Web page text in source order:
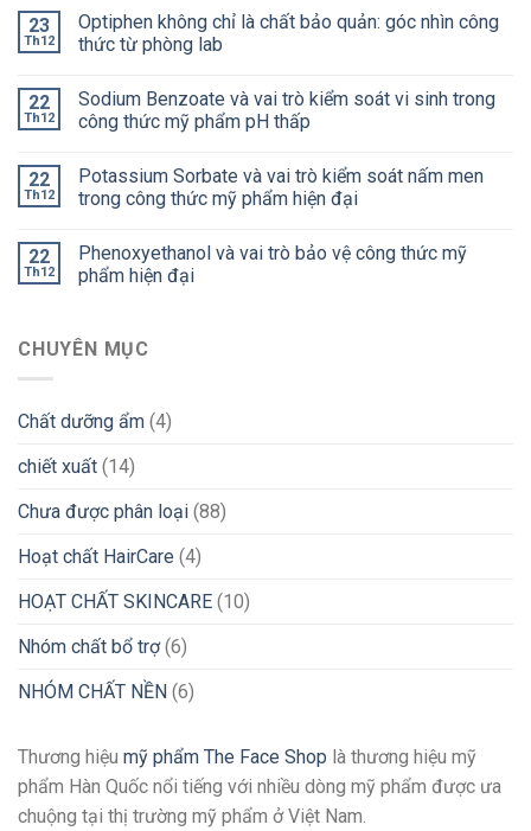
23
Th12
Optiphen không chỉ là chất bảo quản: góc nhìn công
thức từ phòng lab
22
Th12
Sodium Benzoate và vai trò kiểm soát vi sinh trong
công thức mỹ phẩm pH thấp
22
Th12
Potassium Sorbate và vai trò kiểm soát nấm men
trong công thức mỹ phẩm hiện đại
22
Th12
Phenoxyethanol và vai trò bảo vệ công thức mỹ
phẩm hiện đại
CHUYÊN MỤC
Chất dưỡng ẩm (4)
chiết xuất (14)
Chưa được phân loại (88)
Hoạt chất HairCare (4)
HOẠT CHẤT SKINCARE (10)
Nhóm chất bổ trợ(6)
NHÓM CHẤT NỀN (6)
Thương hiệu mỹ phẩm The Face Shop là thương hiệu mỹ
phẩm Hàn Quốc nổi tiếng với nhiều dòng mỹ phẩm được ưa
chuộng tại thị trường mỹ phẩm ở Việt Nam.